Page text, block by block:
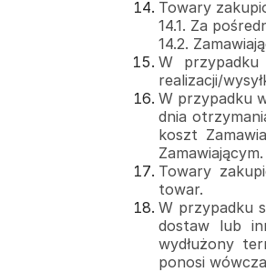
Towary
14.1. Za
14.2.
W
realizacji/
W przypadku
dnia
koszt
Zamawiającym.
Towary
towar.
W przypadku
dostaw lub
wydłużony
ponosi